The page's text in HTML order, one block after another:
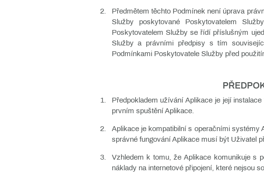
Předmětem těchto Podmínek není úprava
Služby poskytované Poskytovatelem
Poskytovatelem Služby se řídí příslušným
Služby a právními předpisy s tím
Podmínkami Poskytovatele Služby před
Předpokladem užívání Aplikace je její
prvním spuštění Aplikace.
Aplikace je kompatibilní s operačními systémy
správné fungování Aplikace musí být Uživatel
Vzhledem k tomu, že Aplikace komunikuje s
náklady na internetové připojení, které nejsou